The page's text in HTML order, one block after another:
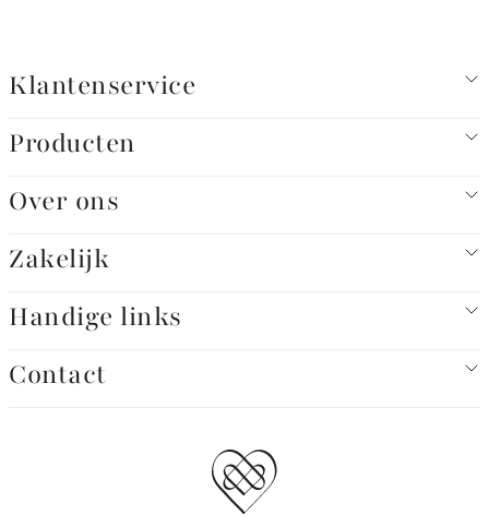
Klantenservice
Producten
Over ons
Zakelijk
Handige links
Contact